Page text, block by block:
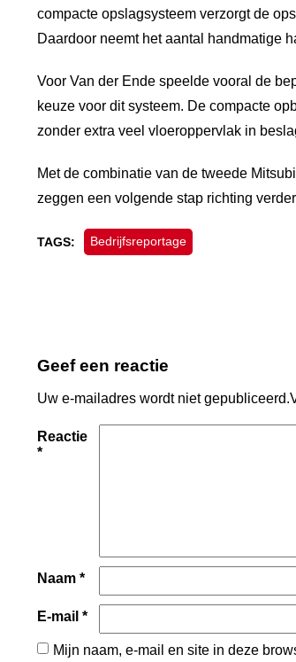
compacte opslagsysteem verzorgt de
Daardoor neemt het aantal handmatige
Voor Van der Ende speelde vooral de
keuze voor dit systeem. De compacte
zonder extra veel vloeroppervlak in
Met de combinatie van de tweede
zeggen een volgende stap richting
TAGS: Bedrijfsreportage
Geef een reactie
Uw e-mailadres wordt niet gepubliceerd.
Reactie
*
Naam *
E-mail *
Mijn naam, e-mail en site in deze